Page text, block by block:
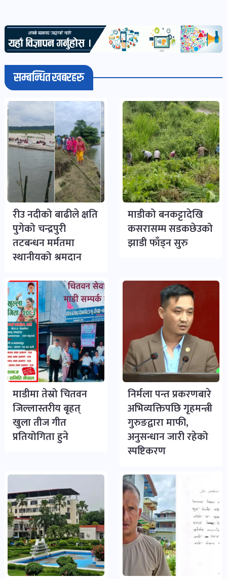
सम्बन्धित खबरहरु
रीउ नदीको बाढीले क्षति
पुगेको चन्द्रपुरी
तटबन्धन मर्मतमा
स्थानीयको श्रमदान
माडीको बनकट्टादेखि
कसरासम्म सडकछेउको
झाडी फाँड्न सुरु
माडीमा तेस्रो चितवन
जिल्लास्तरीय बृहत्
खुला तीज गीत
प्रतियोगिता हुने
निर्मला पन्त प्रकरणबारे
अभिव्यक्तिपछि गृहमन्त्री
गुरुङद्वारा माफी,
अनुसन्धान जारी रहेको
स्पष्टिकरण